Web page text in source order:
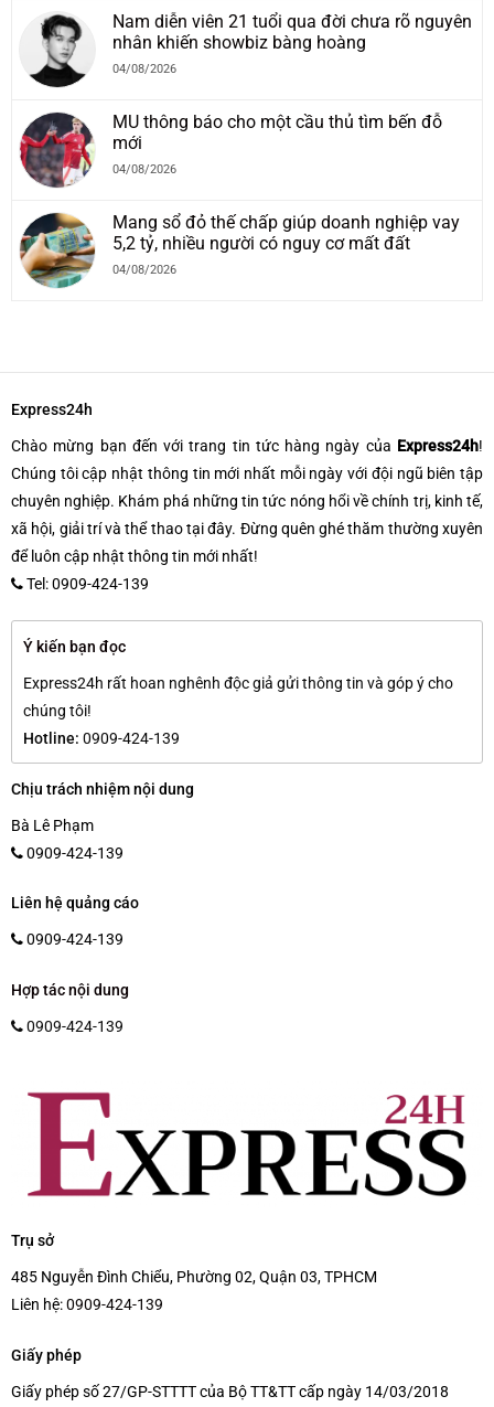
Nam diễn viên 21 tuổi qua đời chưa rõ nguyên
nhân khiến showbiz bàng hoàng
04/08/2026
MU thông báo cho một cầu thủ tìm bến đỗ
mới
04/08/2026
Mang sổ đỏ thế chấp giúp doanh nghiệp vay
5,2 tỷ, nhiều người có nguy cơ mất đất
04/08/2026
Express24h
Chào mừng bạn đến với trang tin tức hàng ngày của Express24h!
Chúng tôi cập nhật thông tin mới nhất mỗi ngày với đội ngũ biên tập
chuyên nghiệp. Khám phá những tin tức nóng hổi về chính trị, kinh tế,
xã hội, giải trí và thể thao tại đây. Đừng quên ghé thăm thường xuyên
để luôn cập nhật thông tin mới nhất!
Tel: 0909-424-139
Ý kiến bạn đọc
Express24h rất hoan nghênh độc giả gửi thông tin và góp ý cho
chúng tôi!
Hotline: 0909-424-139
Chịu trách nhiệm nội dung
Bà Lê Phạm
0909-424-139
Liên hệ quảng cáo
0909-424-139
Hợp tác nội dung
0909-424-139
Trụ sở
485 Nguyễn Đình Chiểu, Phường 02, Quận 03, TPHCM
Liên hệ:0909-424-139
Giấy phép
Giấy phép số 27/GP-STTTT của Bộ TT&TT cấp ngày 14/03/2018